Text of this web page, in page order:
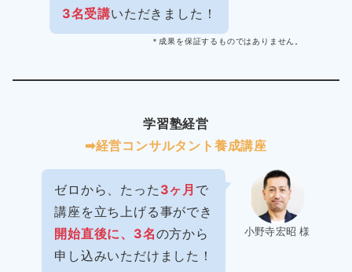
3名受講いただきました！
＊成果を保証するものではありません。
学習塾経営
➡︎経営コンサルタント養成講座
小野寺宏昭 様
ゼロから、たった 3ヶ月 で
講座を立ち上げる事ができ
開始直後に、3名の方から
申し込みいただけました！